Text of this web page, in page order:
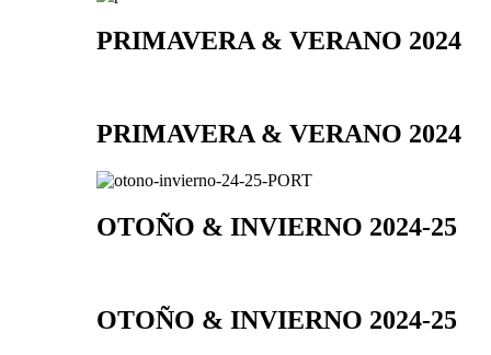
PRIMAVERA & VERANO 2024
PRIMAVERA & VERANO 2024
OTOÑO & INVIERNO 2024-25
OTOÑO & INVIERNO 2024-25